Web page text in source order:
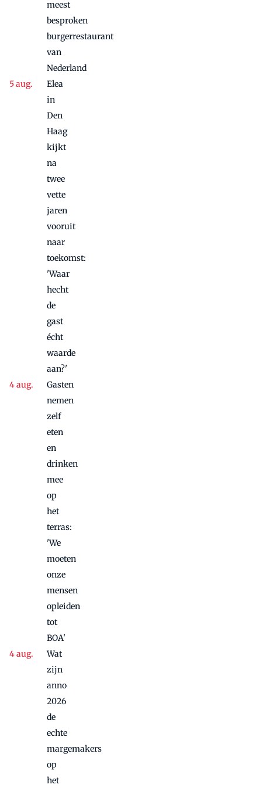
meest
besproken
burgerrestaurant
van
Nederland
Elea
in
Den
Haag
kijkt
na
twee
vette
jaren
vooruit
naar
toekomst:
'Waar
hecht
de
gast
écht
waarde
aan?'
Gasten
nemen
zelf
eten
en
drinken
mee
op
het
terras:
'We
moeten
onze
mensen
opleiden
tot
BOA'
Wat
zijn
anno
2026
de
echte
margemakers
op
het